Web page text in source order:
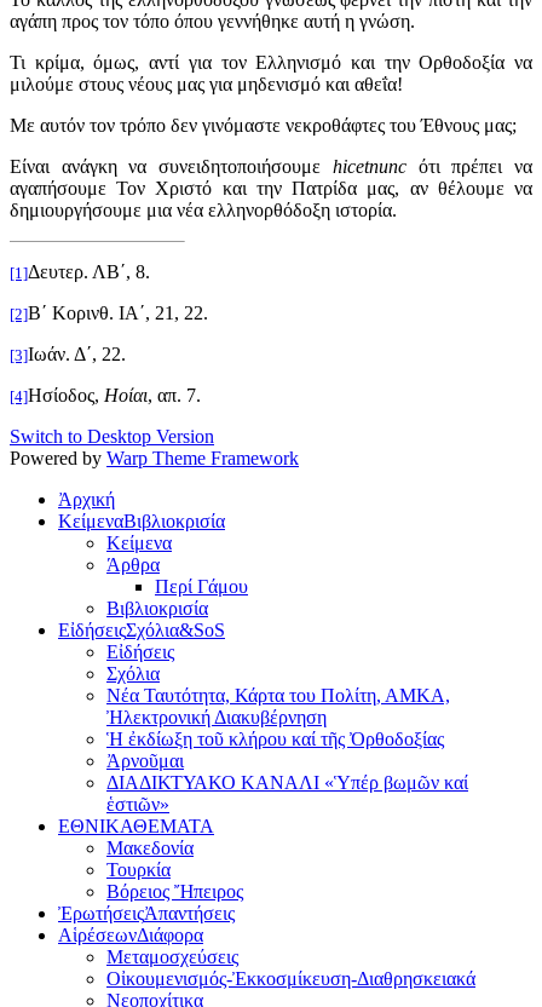
αγάπη προς τον τόπο όπου γεννήθηκε αυτή η γνώση.
Τι κρίμα, όμως, αντί για τον Ελληνισμό και την Ορθοδοξία να
μιλούμε στους νέους μας για μηδενισμό και αθεΐα!
Με αυτόν τον τρόπο δεν γινόμαστε νεκροθάφτες του Έθνους μας;
Είναι ανάγκη να συνειδητοποιήσουμε hicetnunc ότι πρέπει να
αγαπήσουμε Τον Χριστό και την Πατρίδα μας, αν θέλουμε να
δημιουργήσουμε μια νέα ελληνορθόδοξη ιστορία.
[1]Δευτερ. ΛΒ΄, 8.
[2]Β΄ Κορινθ. ΙΑ΄, 21, 22.
[3]Ιωάν. Δ΄, 22.
[4]Ησίοδος, Ηοίαι, απ. 7.
Switch to Desktop Version
Powered by Warp Theme Framework
Ἀρχική
ΚείμεναΒιβλιοκρισία
Κείμενα
Άρθρα
Περί Γάμου
Βιβλιοκρισία
ΕἰδήσειςΣχόλια&SoS
Εἰδήσεις
Σχόλια
Νέα Ταυτότητα, Κάρτα του Πολίτη, ΑΜΚΑ,
Ἠλεκτρονική Διακυβέρνηση
Ἡ ἐκδίωξη τοῦ κλήρου καί τῆς Ὀρθοδοξίας
Ἀρνοῦμαι
ΔΙΑΔΙΚΤΥΑΚΟ ΚΑΝΑΛΙ «Ὑπέρ βωμῶν καί
ἑστιῶν»
ΕΘΝΙΚΑΘΕΜΑΤΑ
Μακεδονία
Τουρκία
Βόρειος Ἤπειρος
ἘρωτήσειςἈπαντήσεις
ΑἱρέσεωνΔιάφορα
Μεταμοσχεύσεις
Οἰκουμενισμός-Ἐκκοσμίκευση-Διαθρησκειακά
Νεοποχίτικα